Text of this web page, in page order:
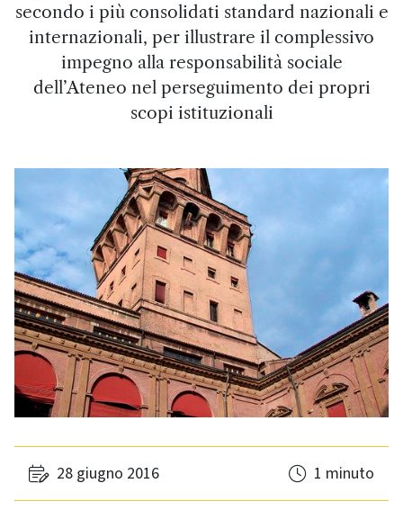
secondo i più consolidati standard nazionali e
internazionali, per illustrare il complessivo
impegno alla responsabilità sociale
dell’Ateneo nel perseguimento dei propri
scopi istituzionali
28 giugno 2016 1 minuto